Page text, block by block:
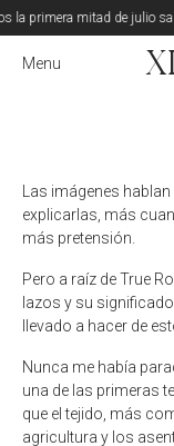
la primera mitad de julio
Menu
Las imágenes
explicarlas, más
más pretensión.
Pero a raíz de True
lazos y su
llevado a hacer de
Nunca me había
una de las primeras
que el tejido, más
agricultura y los